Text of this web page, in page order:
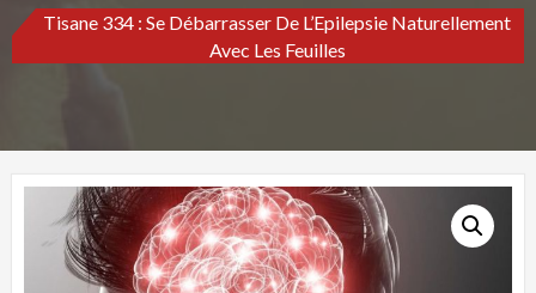
Tisane 334 : Se Débarrasser De L’Epilepsie Naturellement
Avec Les Feuilles